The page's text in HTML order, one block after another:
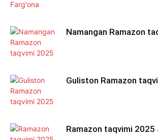
Namangan Ramazon
Guliston Ramazon
Ramazon taqvimi 2025